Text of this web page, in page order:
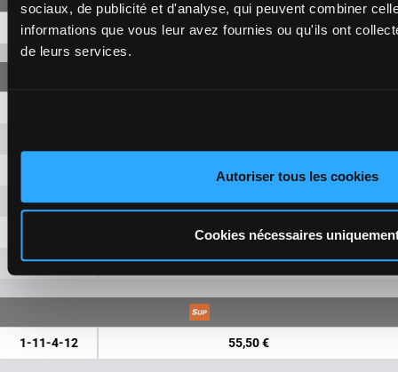
sociaux, de publicité et d'analyse, qui peuvent combiner
informations que vous leur avez fournies ou qu'ils ont
de leurs services.
Autoriser tous les cookies
Cookies nécessaires
1-11-4 13,10 €
1,50 €
11-4 1,50 €
1,50 €
4-12 1,50 €
1-11-4-12 55,50 €